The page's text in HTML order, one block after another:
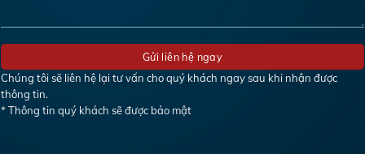
Chúng tôi sẽ liên hệ lại tư vấn cho quý khách ngay sau khi nhận được
thông tin.
* Thông tin quý khách sẽ được bảo mật